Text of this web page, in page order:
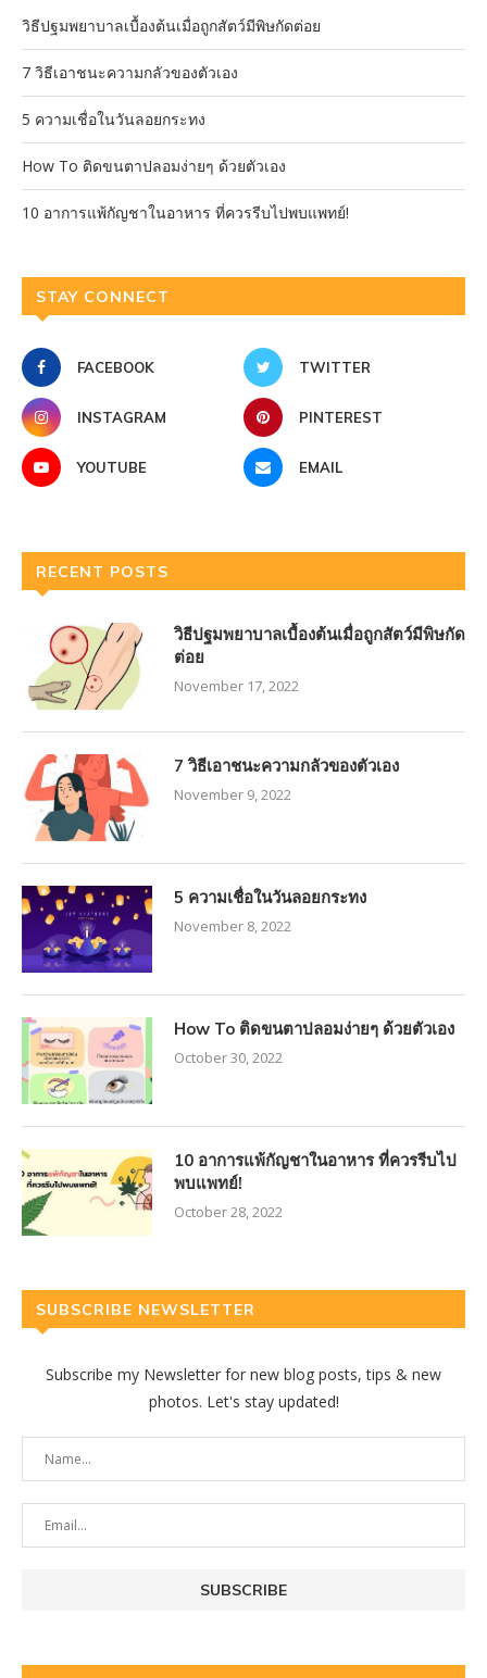
วิธีปฐมพยาบาลเบื้องต้นเมื่อถูกสัตว์มีพิษกัดต่อย
7 วิธีเอาชนะความกลัวของตัวเอง
5 ความเชื่อในวันลอยกระทง
How To ติดขนตาปลอมง่ายๆ ด้วยตัวเอง
10 อาการแพ้กัญชาในอาหาร ที่ควรรีบไปพบแพทย์!
STAY CONNECT
FACEBOOK TWITTER
INSTAGRAM PINTEREST
YOUTUBE EMAIL
RECENT POSTS
วิธีปฐมพยาบาลเบื้องต้นเมื่อถูกสัตว์มีพิษกัด
ต่อย
November 17, 2022
7 วิธีเอาชนะความกลัวของตัวเอง
November 9, 2022
5 ความเชื่อในวันลอยกระทง
November 8, 2022
How To ติดขนตาปลอมง่ายๆ ด้วยตัวเอง
October 30, 2022
10 อาการแพ้กัญชาในอาหาร ที่ควรรีบไป
พบแพทย์!
October 28, 2022
SUBSCRIBE NEWSLETTER
Subscribe my Newsletter for new blog posts, tips & new
photos. Let's stay updated!